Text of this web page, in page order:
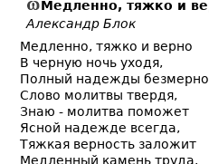
Медленно, тяжко и
Александр Блок
Медленно, тяжко и верно
В черную ночь уходя,
Полный надежды
Слово молитвы твердя,
Знаю - молитва поможет
Ясной надежде всегда,
Тяжкая верность заложит
Медленный камень труда.